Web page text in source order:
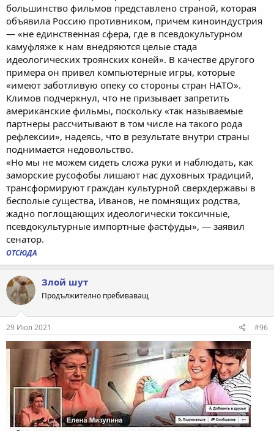
большинство фильмов представлено страной, которая
объявила Россию противником, причем киноиндустрия
— «не единственная сфера, где в псевдокультурном
камуфляже к нам внедряются целые стада
идеологических троянских коней». В качестве другого
примера он привел компьютерные игры, которые
«имеют заботливую опеку со стороны стран НАТО».
Климов подчеркнул, что не призывает запретить
американские фильмы, поскольку «так называемые
партнеры рассчитывают в том числе на такого рода
рефлексии», надеясь, что в результате внутри страны
поднимается недовольство.
«Но мы не можем сидеть сложа руки и наблюдать, как
заморские русофобы лишают нас духовных традиций,
трансформируют граждан культурной сверхдержавы в
бесполые существа, Иванов, не помнящих родства,
жадно поглощающих идеологически токсичные,
псевдокультурные импортные фастфуды», — заявил
сенатор.
ОТСЮДА
Злой шут
Продължително пребиваващ
29 Июл 2021 #96